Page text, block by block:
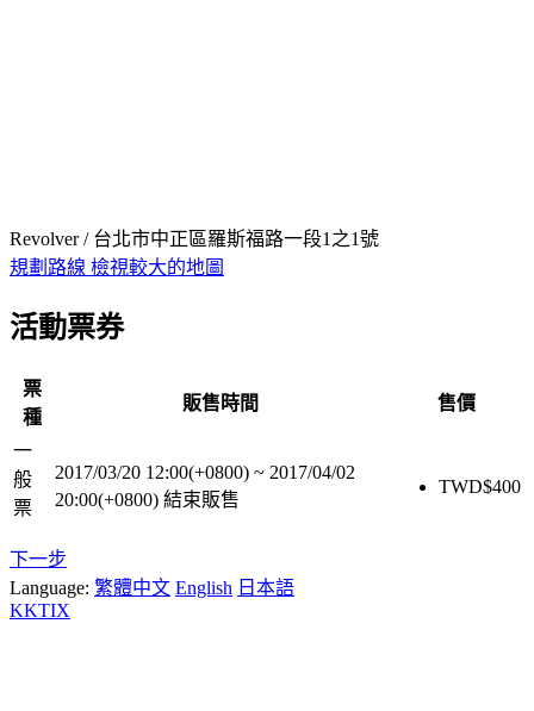
Revolver / 台北市中正區羅斯福路一段1之1號
規劃路線 檢視較大的地圖
活動票券
票
種
販售時間 售價
一
般
票
2017/03/20 12:00(+0800) ~ 2017/04/02
20:00(+0800) 結束販售
TWD$400
下一步
Language: 繁體中文 English 日本語
KKTIX